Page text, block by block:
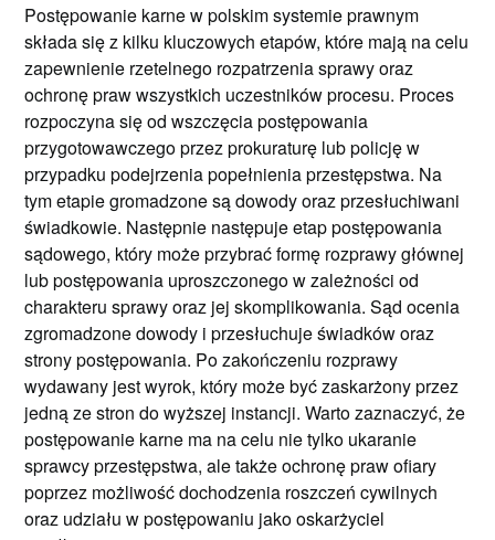
Postępowanie karne w polskim systemie prawnym
składa się z kilku kluczowych etapów, które mają na celu
zapewnienie rzetelnego rozpatrzenia sprawy oraz
ochronę praw wszystkich uczestników procesu. Proces
rozpoczyna się od wszczęcia postępowania
przygotowawczego przez prokuraturę lub policję w
przypadku podejrzenia popełnienia przestępstwa. Na
tym etapie gromadzone są dowody oraz przesłuchiwani
świadkowie. Następnie następuje etap postępowania
sądowego, który może przybrać formę rozprawy głównej
lub postępowania uproszczonego w zależności od
charakteru sprawy oraz jej skomplikowania. Sąd ocenia
zgromadzone dowody i przesłuchuje świadków oraz
strony postępowania. Po zakończeniu rozprawy
wydawany jest wyrok, który może być zaskarżony przez
jedną ze stron do wyższej instancji. Warto zaznaczyć, że
postępowanie karne ma na celu nie tylko ukaranie
sprawcy przestępstwa, ale także ochronę praw ofiary
poprzez możliwość dochodzenia roszczeń cywilnych
oraz udziału w postępowaniu jako oskarżyciel